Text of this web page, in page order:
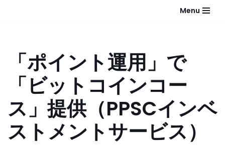
キ
ッ
プ
Menu
「ポイント運用」で
「ビットコインコー
ス」提供（PPSCインベ
ストメントサービス）